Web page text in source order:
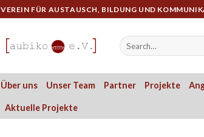
VEREIN FÜR AUSTAUSCH, BILDUNG UND
Über uns Unser Team Partner Projekte
Aktuelle Projekte